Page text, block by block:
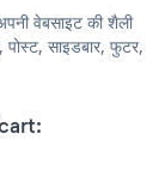
वेबसाइट की शैली
साइडबार, फुटर,